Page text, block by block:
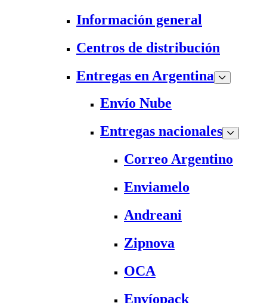
Información general
Centros de distribución
Entregas en Argentina
Envío Nube
Entregas nacionales
Correo Argentino
Enviamelo
Andreani
Zipnova
OCA
Envíopack